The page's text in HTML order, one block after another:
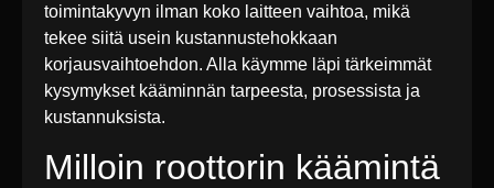
toimintakyvyn ilman koko laitteen vaihtoa, mikä
tekee siitä usein kustannustehokkaan
korjausvaihtoehdon. Alla käymme läpi tärkeimmät
kysymykset kääminnän tarpeesta, prosessista ja
kustannuksista.
Milloin roottorin käämintä